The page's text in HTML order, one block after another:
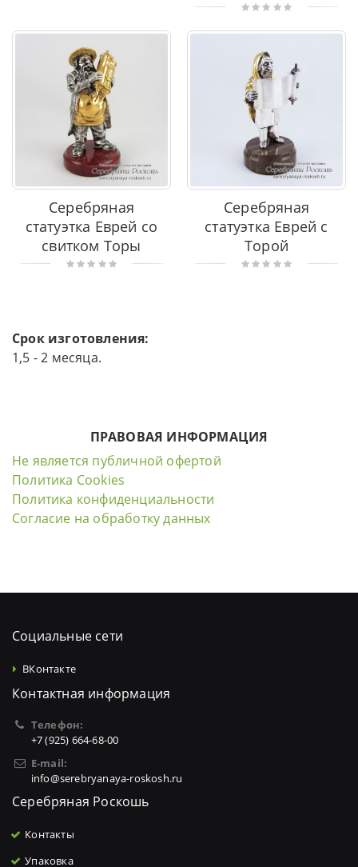
Серебряная
статуэтка Еврей со
свитком Торы
Серебряная
статуэтка Еврей с
Торой
Срок изготовления:
1,5 - 2 месяца.
ПРАВОВАЯ ИНФОРМАЦИЯ
Не является публичной офертой
Политика Cookies
Политика конфиденциальности
Согласие на обработку данных
Социальные сети
ВКонтакте
Контактная информация
Телефон:
+7 (925) 664-68-00
E-mail:
info@serebryanaya-roskosh.ru
Серебряная Роскошь
Контакты
Упаковка